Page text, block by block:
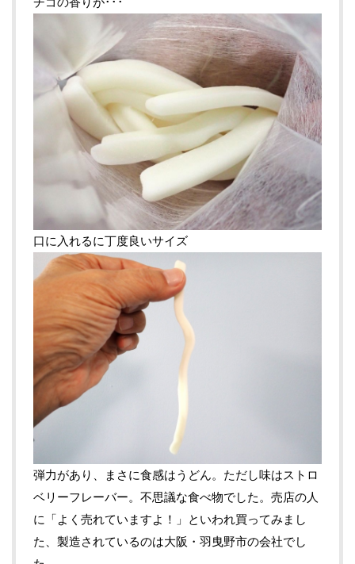
口に入れるに丁度良いサイズ
弾力があり、まさに食感はうどん。ただし味はストロ
ベリーフレーバー。不思議な食べ物でした。売店の人
に「よく売れていますよ！」といわれ買ってみまし
た、製造されているのは大阪・羽曳野市の会社でし